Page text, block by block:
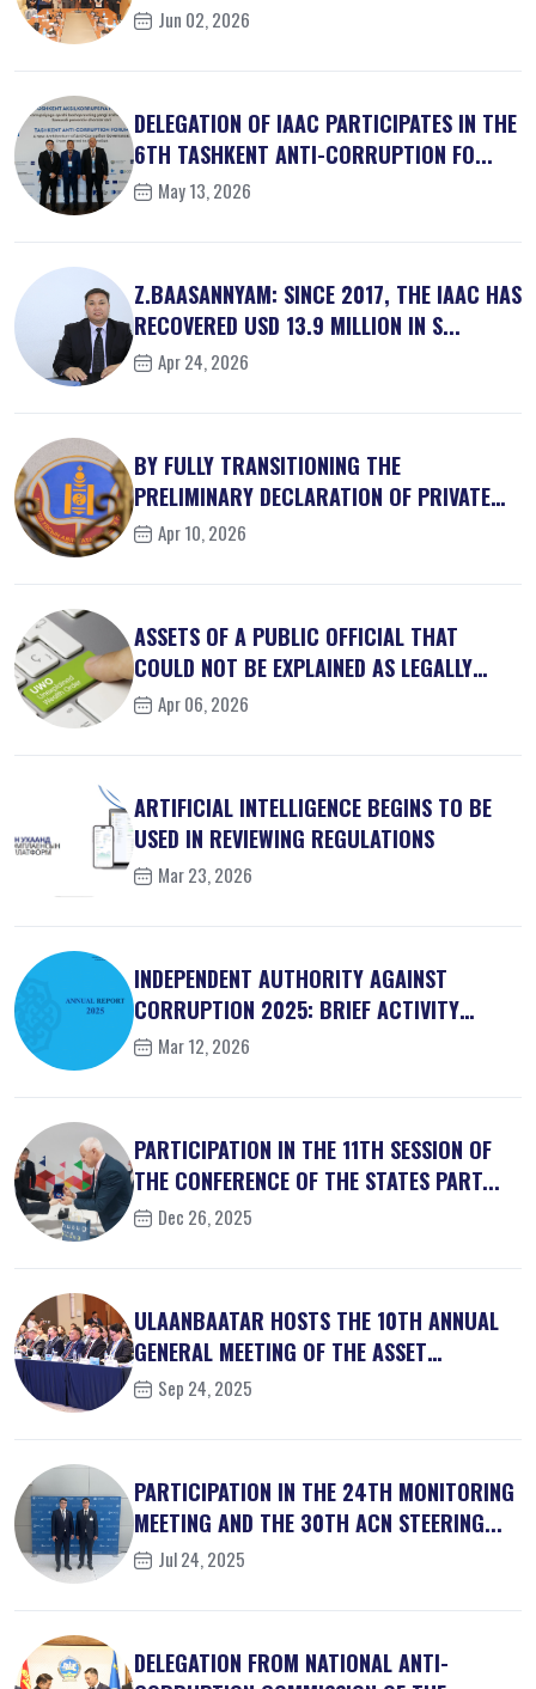
Jun 02, 2026
DELEGATION OF IAAC PARTICIPATES IN THE
6TH TASHKENT ANTI-CORRUPTION FO...
May 13, 2026
Z.BAASANNYAM: SINCE 2017, THE IAAC HAS
RECOVERED USD 13.9 MILLION IN S...
Apr 24, 2026
BY FULLY TRANSITIONING THE
PRELIMINARY DECLARATION OF PRIVATE
INTEREST...
Apr 10, 2026
ASSETS OF A PUBLIC OFFICIAL THAT
COULD NOT BE EXPLAINED AS LEGALLY
OBT...
Apr 06, 2026
ARTIFICIAL INTELLIGENCE BEGINS TO BE
USED IN REVIEWING REGULATIONS
Mar 23, 2026
INDEPENDENT AUTHORITY AGAINST
CORRUPTION 2025: BRIEF ACTIVITY
REPORT
Mar 12, 2026
PARTICIPATION IN THE 11TH SESSION OF
THE CONFERENCE OF THE STATES PART...
Dec 26, 2025
ULAANBAATAR HOSTS THE 10TH ANNUAL
GENERAL MEETING OF THE ASSET
RECOVER...
Sep 24, 2025
PARTICIPATION IN THE 24TH MONITORING
MEETING AND THE 30TH ACN STEERING...
Jul 24, 2025
DELEGATION FROM NATIONAL ANTI-